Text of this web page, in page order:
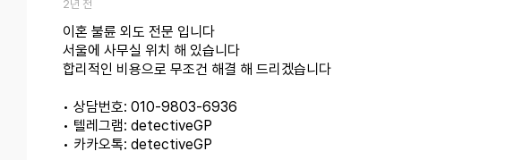
2년 전
이혼 불륜 외도 전문 입니다
서울에 사무실 위치 해 있습니다
합리적인 비용으로 무조건 해결 해 드리겠습니다
• 상담번호: 010-9803-6936
• 텔레그램: detectiveGP
• 카카오톡: detectiveGP